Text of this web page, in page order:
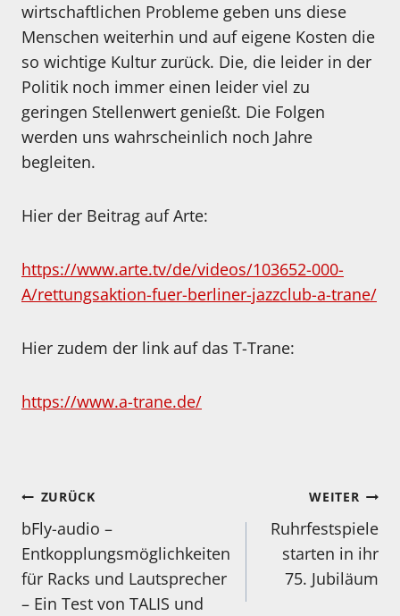
wirtschaftlichen Probleme geben uns diese
Menschen weiterhin und auf eigene Kosten die
so wichtige Kultur zurück. Die, die leider in der
Politik noch immer einen leider viel zu
geringen Stellenwert genießt. Die Folgen
werden uns wahrscheinlich noch Jahre
begleiten.
Hier der Beitrag auf Arte:
https://www.arte.tv/de/videos/103652-000-
A/rettungsaktion-fuer-berliner-jazzclub-a-trane/
Hier zudem der link auf das T-Trane:
https://www.a-trane.de/
Beitragsnavigation
ZURÜCK
bFly-audio –
Entkopplungsmöglichkeiten
für Racks und Lautsprecher
– Ein Test von TALIS und
WEITER
Ruhrfestspiele
starten in ihr
75. Jubiläum